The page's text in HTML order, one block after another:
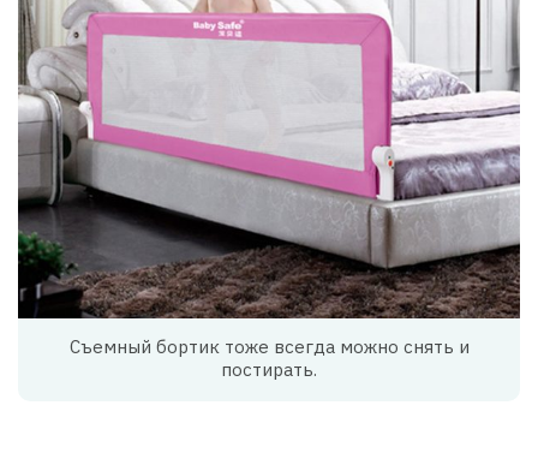
Съемный бортик тоже всегда можно снять и
постирать.